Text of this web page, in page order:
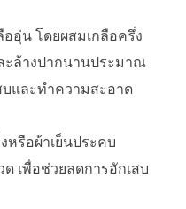
ออุ่น โดยผสมเกลือครึ่ง
ล้างปากนานประมาณ
บและทำความสะอาด
หรือผ้าเย็นประคบ
เพื่อช่วยลดการอักเสบ